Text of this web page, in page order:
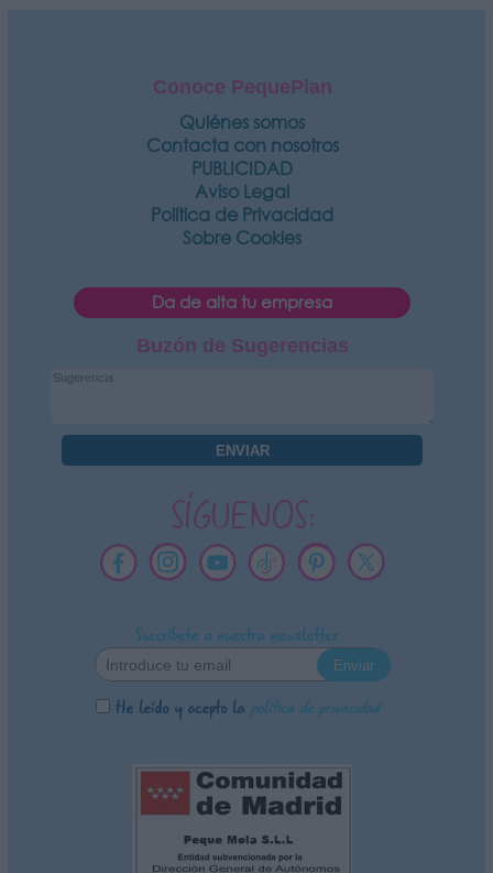
Conoce PequePlan
Quiénes somos
Contacta con nosotros
PUBLICIDAD
Aviso Legal
Política de Privacidad
Sobre Cookies
Da de alta tu empresa
Buzón de Sugerencias
SÍGUENOS:
Suscríbete a nuestra newsletter
He leído y acepto la política de privacidad